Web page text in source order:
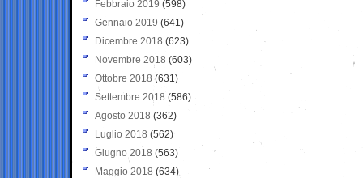
Febbraio 2019 (598)
Gennaio 2019 (641)
Dicembre 2018 (623)
Novembre 2018 (603)
Ottobre 2018 (631)
Settembre 2018 (586)
Agosto 2018 (362)
Luglio 2018 (562)
Giugno 2018 (563)
Maggio 2018 (634)